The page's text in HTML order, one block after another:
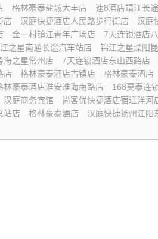
格林豪泰盐城大丰店
速8酒店靖江长
店
汉庭快捷酒店人民路步行街店
汉庭
金一村镇江青年广场店
7天连锁酒店
之星南通长途汽车站店
锦江之星溧阳
海之星常州店
7天连锁酒店东山西路店
店
格林豪泰酒店古镇店
格林豪泰酒店
林豪泰酒店淮安淮海南路店
168莫泰连
汉庭商务宾馆
尚客优快捷酒店宿迁洋河
站店
格林豪泰酒店
汉庭快捷扬州江阳